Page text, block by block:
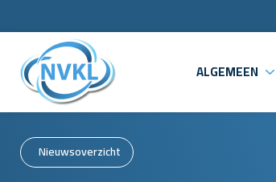
ALGEMEEN
Nieuwsoverzicht